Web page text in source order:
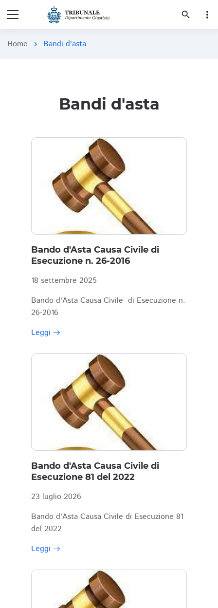
search more_vert
Home chevron_right Bandi d'asta
Bandi d'asta
Bando d'Asta Causa Civile di
Esecuzione n. 26-2016
18 settembre 2025
Bando d'Asta Causa Civile di Esecuzione n.
26-2016
Leggi
Bando d'Asta Causa Civile di
Esecuzione 81 del 2022
23 luglio 2026
Bando d'Asta Causa Civile di Esecuzione 81
del 2022
Leggi